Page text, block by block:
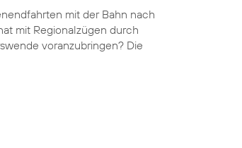
mit der Bahn nach
mit Regionalzügen durch
voranzubringen? Die